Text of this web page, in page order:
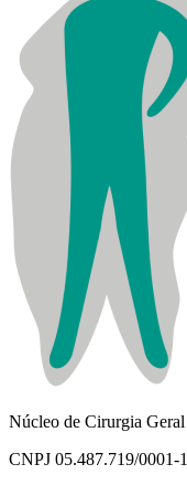
Núcleo de Cirurgia
CNPJ 05.487.719/0001-